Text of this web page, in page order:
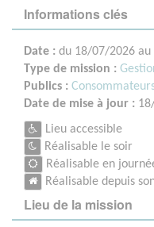
Informations clés
Date : du 18/07/2026
Type de mission :
Publics :
Date de mise à jour :
Lieu accessible
Réalisable le soir
Réalisable en
Réalisable depuis
Lieu de la mission